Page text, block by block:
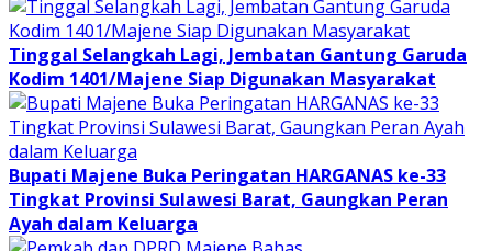
Tinggal Selangkah Lagi, Jembatan Gantung Garuda
Kodim 1401/Majene Siap Digunakan Masyarakat
Bupati Majene Buka Peringatan HARGANAS ke-33
Tingkat Provinsi Sulawesi Barat, Gaungkan Peran
Ayah dalam Keluarga